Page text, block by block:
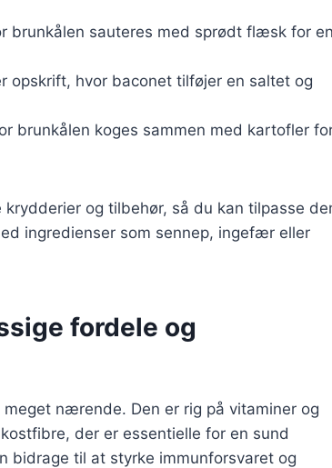
brunkålen sauteres med sprødt flæsk for en
opskrift, hvor baconet tilføjer en saltet og
brunkålen koges sammen med kartofler
og tilbehør, så du kan tilpasse
ingredienser som sennep, ingefær eller
fordele og
nærende. Den er rig på vitaminer og
der er essentielle for en sund
bidrage til at styrke immunforsvaret og